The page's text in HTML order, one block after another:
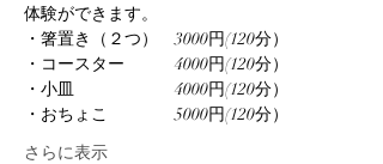
体験ができます。
・箸置き（２つ）　3000円(120分）
・コースター　　　4000円(120分）
・小皿　　　　　　4000円(120分）
・おちょこ　　　　5000円(120分）
さらに表示